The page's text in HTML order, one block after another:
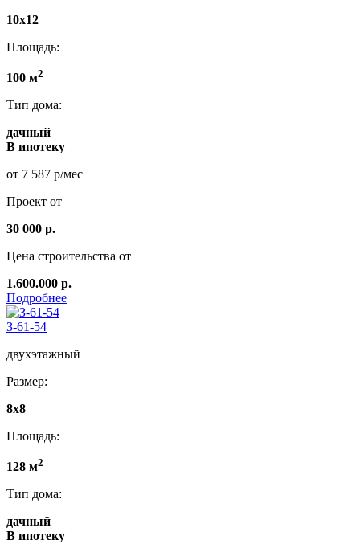
10x12
Площадь:
100 м2
Тип дома:
дачный
В ипотеку
от 7 587 р/мес
Проект от
30 000 р.
Цена строительства от
1.600.000 р.
Подробнее
З-61-54
двухэтажный
Размер:
8x8
Площадь:
128 м2
Тип дома:
дачный
В ипотеку